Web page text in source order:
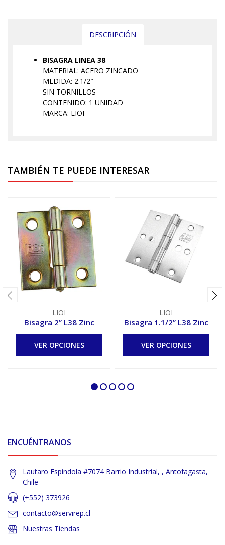
DESCRIPCIÓN
BISAGRA LINEA 38
MATERIAL: ACERO ZINCADO
MEDIDA: 2.1/2″
SIN TORNILLOS
CONTENIDO: 1 UNIDAD
MARCA: LIOI
TAMBIÉN TE PUEDE INTERESAR
LIOI
Bisagra 2” L38 Zinc
VER OPCIONES
LIOI
Bisagra 1.1/2” L38 Zinc
VER OPCIONES
ENCUÉNTRANOS
Lautaro Espíndola #7074 Barrio Industrial, , Antofagasta,
Chile
(+552) 373926
contacto@servirep.cl
Nuestras Tiendas